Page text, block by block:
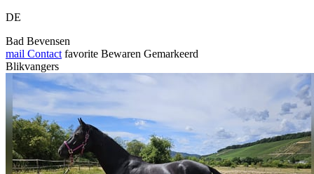
DE
Bad Bevensen
mail Contact favorite Bewaren Gemarkeerd
Blikvangers